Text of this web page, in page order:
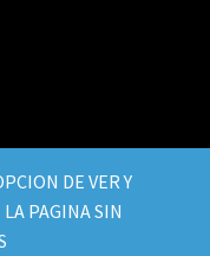
DE VER Y
LA PAGINA SIN